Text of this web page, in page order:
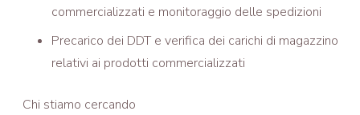
commercializzati e monitoraggio delle spedizioni
Precarico dei DDT e verifica dei carichi di magazzino
relativi ai prodotti commercializzati
Chi stiamo cercando